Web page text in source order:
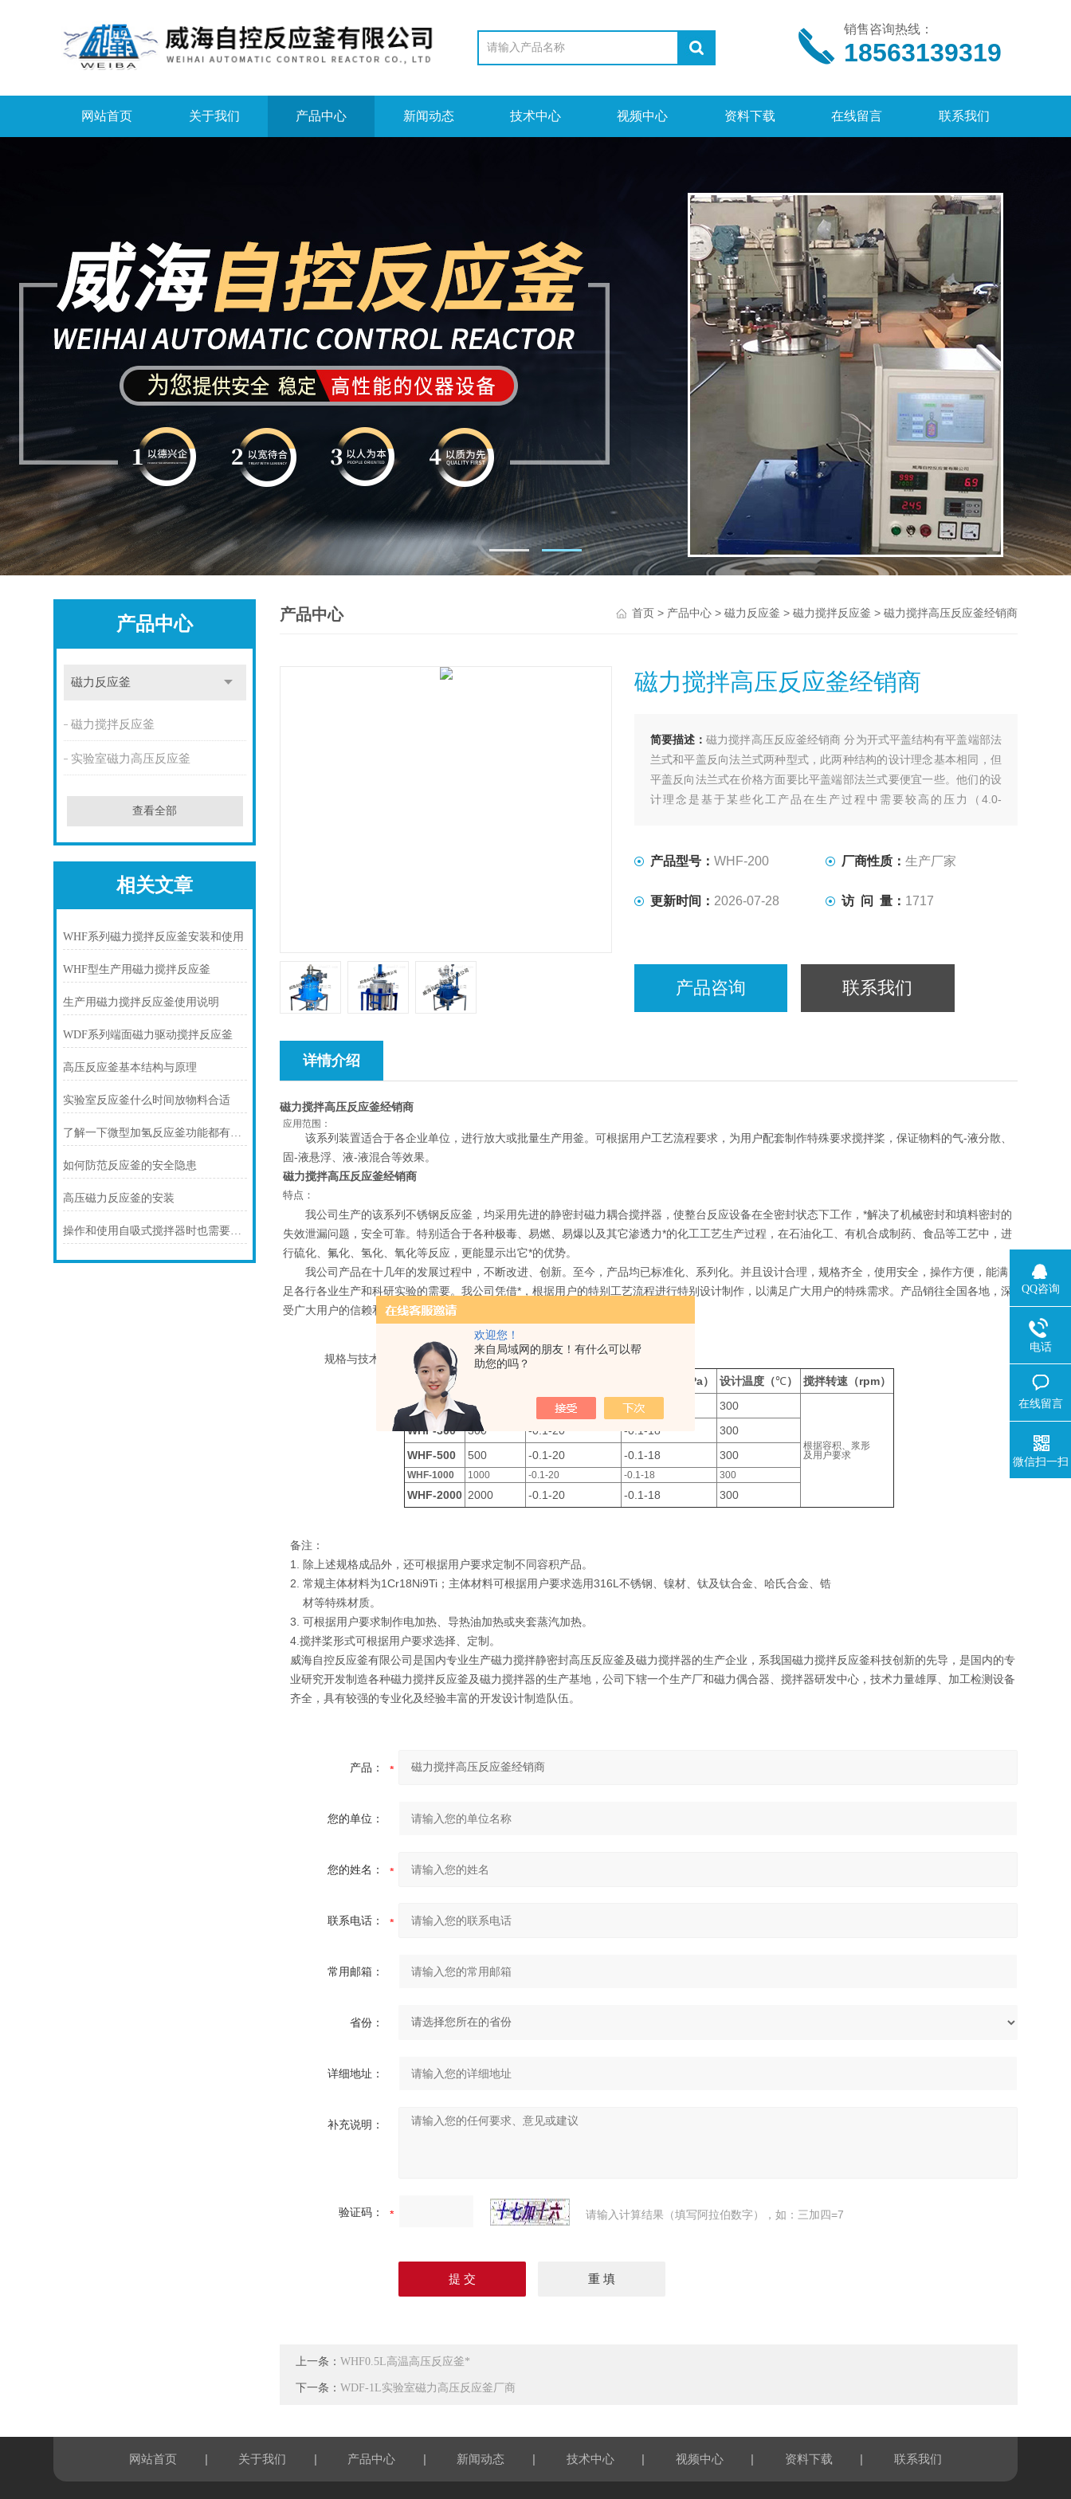
欢迎您！
来自局域网的朋友！有什么可以帮
助您的吗？
销售咨询热线：
18563139319
网站首页 关于我们 产品中心 新闻动态 技术中心 视频中心 资料下载 在线留言 联系我们
产品中心
磁力反应釜
磁力搅拌反应釜
实验室磁力高压反应釜
查看全部
相关文章
WHF系列磁力搅拌反应釜安装和使用
WHF型生产用磁力搅拌反应釜
生产用磁力搅拌反应釜使用说明
WDF系列端面磁力驱动搅拌反应釜
高压反应釜基本结构与原理
实验室反应釜什么时间放物料合适
了解一下微型加氢反应釜功能都有那些特点
如何防范反应釜的安全隐患
高压磁力反应釜的安装
操作和使用自吸式搅拌器时也需要注意其安全和维护事项
产品中心 首页> 产品中心> 磁力反应釜 > 磁力搅拌反应釜 > 磁力搅拌高压反应釜经销商
磁力搅拌高压反应釜经销商
简要描述：磁力搅拌高压反应釜经销商 分为开式平盖结构有平盖端部法
兰式和平盖反向法兰式两种型式，此两种结构的设计理念基本相同，但
平盖反向法兰式在价格方面要比平盖端部法兰式要便宜一些。他们的设
计理念是基于某些化工产品在生产过程中需要较高的压力（4.0-
产品型号： WHF-200 厂商性质：生产厂家
更新时间： 2026-07-28 访 问 量： 1717
产品咨询 联系我们
详情介绍
磁力搅拌高压反应釜经销商
应用范围：
该系列装置适合于各企业单位，进行放大或批量生产用釜。可根据用户工艺流程要求，为用户配套制作特殊要求搅拌桨，保证物料的气-液分散、
固-液悬浮、液-液混合等效果。
磁力搅拌高压反应釜经销商
特点：
我公司生产的该系列不锈钢反应釜，均采用先进的静密封磁力耦合搅拌器，使整台反应设备在全密封状态下工作，*解决了机械密封和填料密封的
失效泄漏问题，安全可靠。特别适合于各种极毒、易燃、易爆以及其它渗透力*的化工工艺生产过程，在石油化工、有机合成制药、食品等工艺中，进
行硫化、氟化、氢化、氧化等反应，更能显示出它*的优势。
我公司产品在十几年的发展过程中，不断改进、创新。至今，产品均已标准化、系列化。并且设计合理，规格齐全，使用安全，操作方便，能满
足各行各业生产和科研实验的需要。我公司凭借*，根据用户的特别工艺流程进行特别设计制作，以满足广大用户的特殊需求。产品销往全国各地，深
受广大用户的信赖和赞誉。
规格与技术参数表：
规格型号 使用压力（MPa） 设计温度（℃）
搅拌转速（rpm）
WHF-200
200 -0.1-20 -0.1-18 300
根据容积、浆形
及用户要求
WHF-300 300 -0.1-20 -0.1-18
300
WHF-500
500 -0.1-20 -0.1-18 300
WHF-1000 1000 -0.1-20 -0.1-18 300
WHF-2000 2000 -0.1-20 -0.1-18 300
备注：
1. 除上述规格成品外，还可根据用户要求定制不同容积产品。
2. 常规主体材料为1Cr18Ni9Ti；主体材料可根据用户要求选用316L不锈钢、镍材、钛及钛合金、哈氏合金、锆
材等特殊材质。
3. 可根据用户要求制作电加热、导热油加热或夹套蒸汽加热。
4.搅拌桨形式可根据用户要求选择、定制。
威海自控反应釜有限公司是国内专业生产磁力搅拌静密封高压反应釜及磁力搅拌器的生产企业，系我国磁力搅拌反应釜科技创新的先导，是国内的专
业研究开发制造各种磁力搅拌反应釜及磁力搅拌器的生产基地，公司下辖一个生产厂和磁力偶合器、搅拌器研发中心，技术力量雄厚、加工检测设备
齐全，具有较强的专业化及经验丰富的开发设计制造队伍。
产品：
您的单位：
您的姓名：
联系电话：
常用邮箱：
省份：
详细地址：
补充说明：
验证码： 请输入计算结果（填写阿拉伯数字），如：三加四=7
上一条：WHF0.5L高温高压反应釜*
下一条：WDF-1L实验室磁力高压反应釜厂商
网站首页 | 关于我们 | 产品中心 | 新闻动态 | 技术中心 | 视频中心 | 资料下载 | 联系我们
QQ咨询
电话
在线留言
微信扫一扫